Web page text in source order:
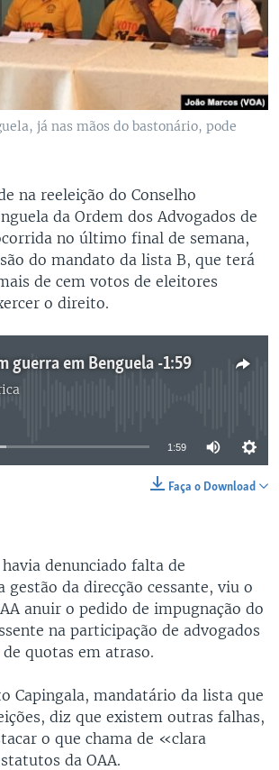
já nas mãos do bastonário, pode
na reeleição do Conselho
da Ordem dos Advogados de
no último final de semana,
do mandato da lista B, que terá
de cem votos de eleitores
o direito.
guerra em Benguela -1:59
source currently available
1:59
Faça o Download
denunciado falta de
gestão da direcção cessante, viu o
anuir o pedido de impugnação do
na participação de advogados
quotas em atraso.
Capingala, mandatário da lista que
diz que existem outras falhas,
o que chama de «clara
da OAA.